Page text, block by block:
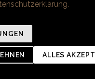
ALLES